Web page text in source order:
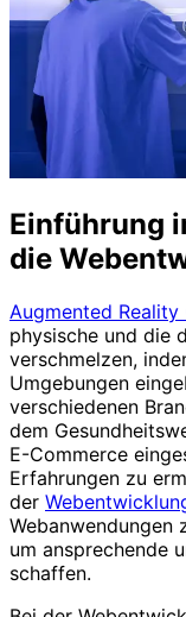
Einführung
die
Augmented Reality
physische und die
verschmelzen,
Umgebungen
verschiedenen
dem
E-Commerce
Erfahrungen zu
der
Webanwendungen
um ansprechende
schaffen.